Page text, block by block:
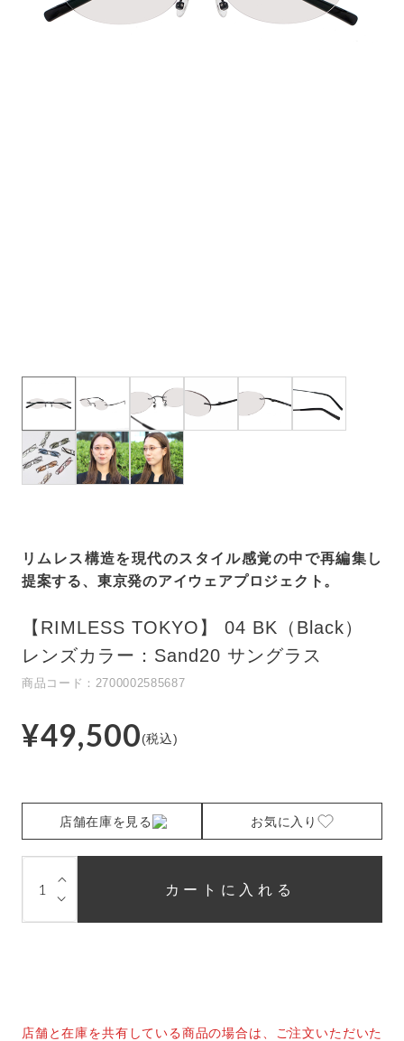
リムレス構造を現代のスタイル感覚の中で再編集し
提案する、東京発のアイウェアプロジェクト。
【RIMLESS TOKYO】 04 BK（Black）
レンズカラー：Sand20 サングラス
商品コード：2700002585687
¥49,500(税込)
店舗在庫を見る お気に入り
⌵
⌵ カートに入れる
店舗と在庫を共有している商品の場合は、ご注文いただいた